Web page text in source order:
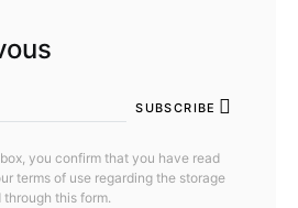
SUBSCRIBE
you confirm that you have read
terms of use regarding the storage
this form.